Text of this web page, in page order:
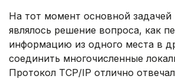
На тот момент основной
являлось решение вопроса, как
информацию из одного места в
соединить многочисленные
Протокол TCP/IP отлично